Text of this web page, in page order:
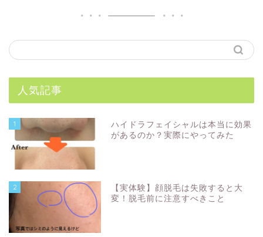
人気記事
1
ハイドラフェイシャルは本当に効果
があるのか？実際にやってみた
2
【実体験】顔脱毛は失敗すると大
変！脱毛前に注意すべきこと